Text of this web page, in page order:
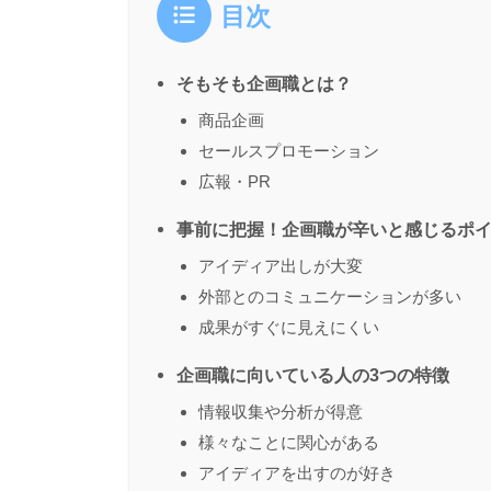
目次
そもそも企画職とは？
商品企画
セールスプロモーション
広報・PR
事前に把握！企画職が辛いと感じるポ
アイディア出しが大変
外部とのコミュニケーションが多い
成果がすぐに見えにくい
企画職に向いている人の3つの特徴
情報収集や分析が得意
様々なことに関心がある
アイディアを出すのが好き